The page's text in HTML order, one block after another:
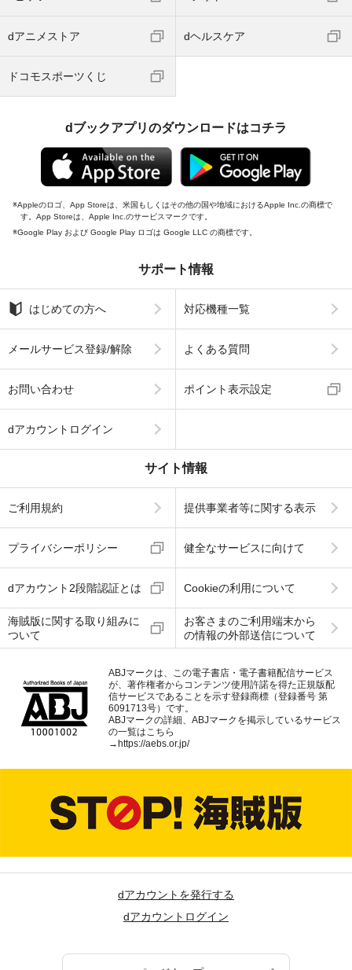
dアニメストア dヘルスケア
ドコモスポーツくじ
dブックアプリのダウンロードはコチラ
Appleのロゴ、App Storeは、米国もしくはその他の国や地域におけるApple Inc.の商標で
す。App Storeは、Apple Inc.のサービスマークです。
Google Play および Google Play ロゴは Google LLC の商標です。
サポート情報
はじめての方へ 対応機種一覧
メールサービス登録/解除 よくある質問
お問い合わせ ポイント表示設定
dアカウントログイン
サイト情報
ご利用規約 提供事業者等に関する表示
プライバシーポリシー 健全なサービスに向けて
dアカウント2段階認証とは Cookieの利用について
海賊版に関する取り組みに
ついて
お客さまのご利用端末から
の情報の外部送信について
ABJマークは、この電子書店・電子書籍配信サービス
が、著作権者からコンテンツ使用許諾を得た正規版配
信サービスであることを示す登録商標（登録番号 第
6091713号）です。
ABJマークの詳細、ABJマークを掲示しているサービス
の一覧はこちら
→https://aebs.or.jp/
dアカウントを発行する
dアカウントログイン